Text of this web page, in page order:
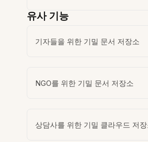
유사 기능
기자들을 위한 기밀 문서 저장소
NGO를 위한 기밀 문서 저장소
상담사를 위한 기밀 클라우드 저